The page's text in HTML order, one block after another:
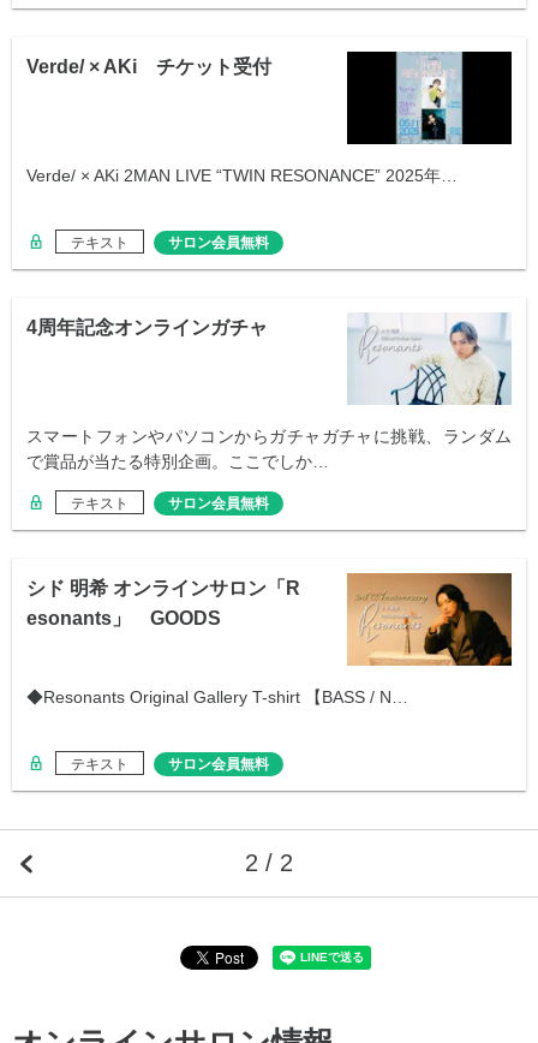
Verde/ × AKi チケット受付
Verde/ × AKi 2MAN LIVE “TWIN RESONANCE” 2025年…
テキスト サロン会員無料
4周年記念オンラインガチャ
スマートフォンやパソコンからガチャガチャに挑戦、ランダム
で賞品が当たる特別企画。ここでしか…
テキスト サロン会員無料
シド 明希 オンラインサロン「R
esonants」 GOODS
◆Resonants Original Gallery T-shirt 【BASS / N…
テキスト サロン会員無料
2 / 2